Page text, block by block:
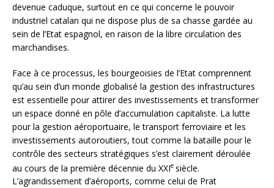
devenue caduque, surtout en ce qui concerne le pouvoir
industriel catalan qui ne dispose plus de sa chasse gardée au
sein de l’Etat espagnol, en raison de la libre circulation des
marchandises.
Face à ce processus, les bourgeoisies de l’Etat comprennent
qu’au sein d’un monde globalisé la gestion des infrastructures
est essentielle pour attirer des investissements et transformer
un espace donné en pôle d’accumulation capitaliste. La lutte
pour la gestion aéroportuaire, le transport ferroviaire et les
investissements autoroutiers, tout comme la bataille pour le
contrôle des secteurs stratégiques s’est clairement déroulée
au cours de la première décennie du XXIe siècle.
L’agrandissement d’aéroports, comme celui de Prat